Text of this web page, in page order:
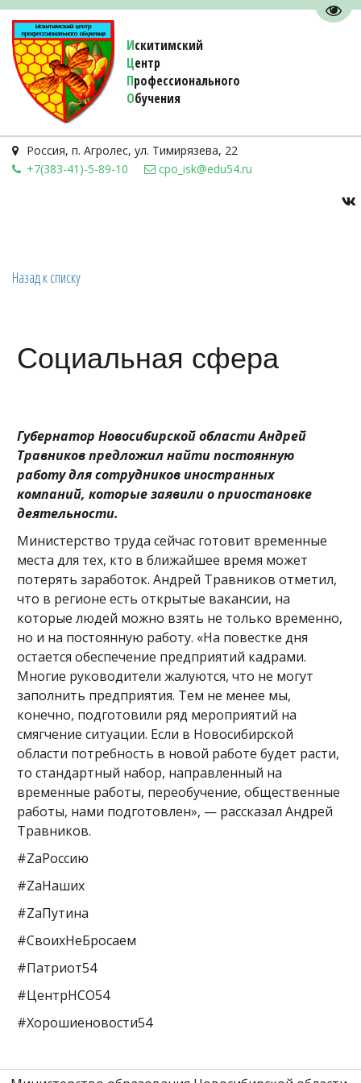
Искитимский
Центр
Профессионального
Обучения
Россия, п. Агролес, ул. Тимирязева, 22
+7(383-41)-5-89-10
cpo_isk@edu54.ru
Назад к списку
Социальная сфера
Губернатор Новосибирской области Андрей
Травников предложил найти постоянную
работу для сотрудников иностранных
компаний, которые заявили о приостановке
деятельности.
Министерство труда сейчас готовит временные
места для тех, кто в ближайшее время может
потерять заработок. Андрей Травников отметил,
что в регионе есть открытые вакансии, на
которые людей можно взять не только временно,
но и на постоянную работу. «На повестке дня
остается обеспечение предприятий кадрами.
Многие руководители жалуются, что не могут
заполнить предприятия. Тем не менее мы,
конечно, подготовили ряд мероприятий на
смягчение ситуации. Если в Новосибирской
области потребность в новой работе будет расти,
то стандартный набор, направленный на
временные работы, переобучение, общественные
работы, нами подготовлен», — рассказал Андрей
Травников.
#ZаРоссию
#ZаНаших
#ZаПутина
#СвоихНеБросаем
#Патриот54
#ЦентрНСО54
#Хорошиеновости54